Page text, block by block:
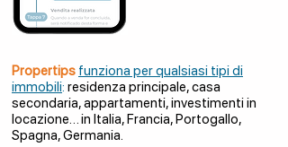
Propertips funziona per qualsiasi tipi di
immobili: residenza principale, casa
secondaria, appartamenti, investimenti in
locazione… in Italia, Francia, Portogallo,
Spagna, Germania.